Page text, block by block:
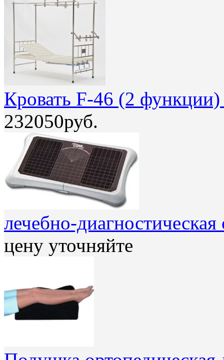
Кровать F-46 (2
232050руб.
лечебно-
цену уточняйте